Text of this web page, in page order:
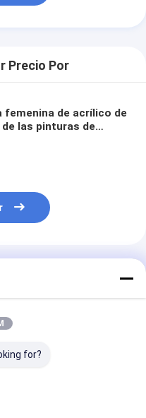
Precio Por
femenina de acrílico de
las pinturas de
for?